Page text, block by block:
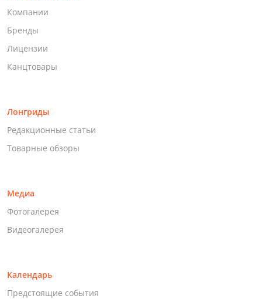
Компании
Бренды
Лицензии
Канцтовары
Лонгриды
Редакционные статьи
Товарные обзоры
Медиа
Фотогалерея
Видеогалерея
Календарь
Предстоящие события